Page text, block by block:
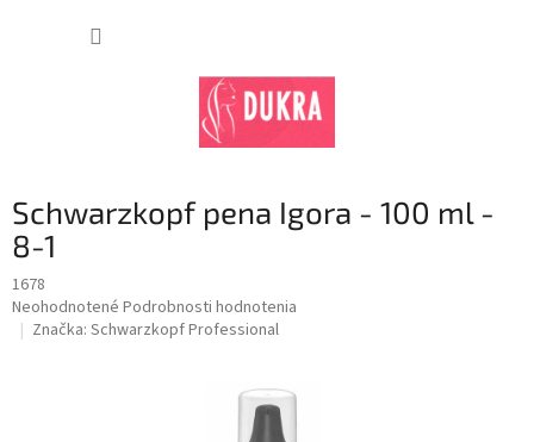
Schwarzkopf pena Igora - 100 ml -
8-1
1678
Priemerné
hodnotenie
Neohodnotené Podrobnosti hodnotenia
Značka: Schwarzkopf Professional